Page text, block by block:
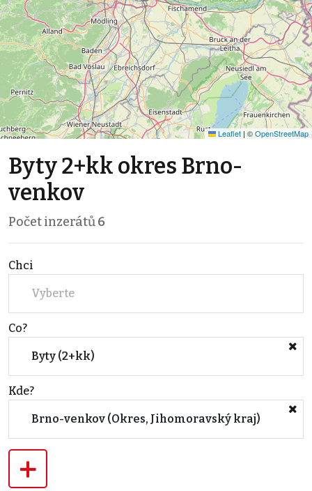
Leaflet | ©OpenStreetMap
Byty 2+kk okres Brno-
venkov
Počet inzerátů6
Chci
Vyberte
Co?
Byty (2+kk)
Kde?
Brno-venkov (Okres, Jihomoravský kraj)
+